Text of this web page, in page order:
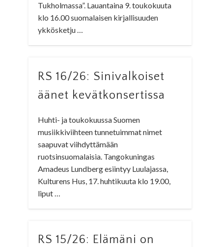
Tukholmassa”. Lauantaina 9. toukokuuta
klo 16.00 suomalaisen kirjallisuuden
ykkösketju …
RS 16/26: Sinivalkoiset
äänet kevätkonsertissa
Huhti- ja toukokuussa Suomen
musiikkiviihteen tunnetuimmat nimet
saapuvat viihdyttämään
ruotsinsuomalaisia. Tangokuningas
Amadeus Lundberg esiintyy Luulajassa,
Kulturens Hus, 17. huhtikuuta klo 19.00,
liput …
RS 15/26: Elämäni on